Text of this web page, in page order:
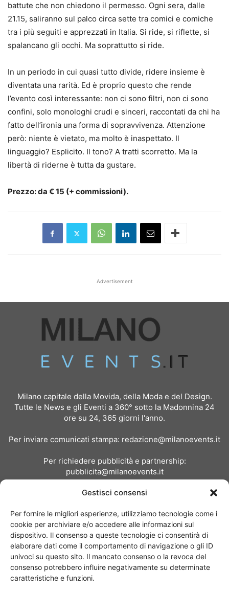
Gestisci consensi
Per fornire le migliori esperienze, utilizziamo tecnologie come i
cookie per archiviare e/o accedere alle informazioni sul
dispositivo. Il consenso a queste tecnologie ci consentirà di
elaborare dati come il comportamento di navigazione o gli ID
univoci su questo sito. Il mancato consenso o la revoca del
consenso potrebbero influire negativamente su determinate
caratteristiche e funzioni.
battute che non chiedono il permesso. Ogni sera, dalle
21.15, saliranno sul palco circa sette tra comici e comiche
tra i più seguiti e apprezzati in Italia. Si ride, si riflette, si
spalancano gli occhi. Ma soprattutto si ride.
In un periodo in cui quasi tutto divide, ridere insieme è
diventata una rarità. Ed è proprio questo che rende
l’evento così interessante: non ci sono filtri, non ci sono
confini, solo monologhi crudi e sinceri, raccontati da chi ha
fatto dell’ironia una forma di sopravvivenza. Attenzione
però: niente è vietato, ma molto è inaspettato. Il
linguaggio? Esplicito. Il tono? A tratti scorretto. Ma la
libertà di riderne è tutta da gustare.
Prezzo: da € 15 (+ commissioni).
Advertisement
Milano capitale della Movida, della Moda e del Design.
Tutte le News e gli Eventi a 360° sotto la Madonnina 24
ore su 24, 365 giorni l'anno.
Per inviare comunicati stampa: redazione@milanoevents.it
Per richiedere pubblicità e partnership:
pubblicita@milanoevents.it
Chi siamo I Nostri Clienti